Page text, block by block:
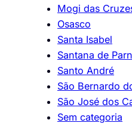
Mogi das
Osasco
Santa Isabel
Santana de
Santo André
São Bernardo
São José dos
Sem categoria